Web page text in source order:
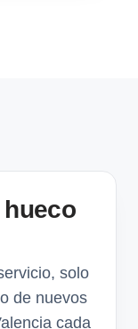
solo
de nuevos
cada